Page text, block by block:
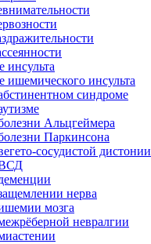
инсульта
ишемического инсульта
синдроме
Альцгеймера
Паркинсона
сосудистой дистонии
нерва
мозга
невралгии